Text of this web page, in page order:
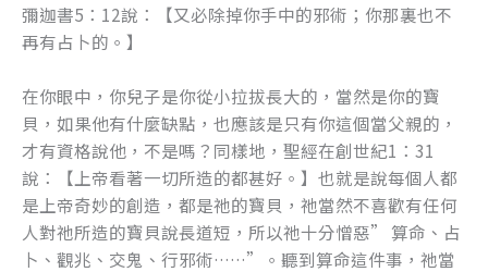
彌迦書5：12說：【又必除掉你手中的邪術；你那裏也不
再有占卜的。】
在你眼中，你兒子是你從小拉拔長大的，當然是你的寶
貝，如果他有什麼缺點，也應該是只有你這個當父親的，
才有資格說他，不是嗎？同樣地，聖經在創世紀1：31
說：【上帝看著一切所造的都甚好。】也就是說每個人都
是上帝奇妙的創造，都是祂的寶貝，祂當然不喜歡有任何
人對祂所造的寶貝說長道短，所以祂十分憎惡” 算命、占
卜、觀兆、交鬼、行邪術……”。聽到算命這件事，祂當